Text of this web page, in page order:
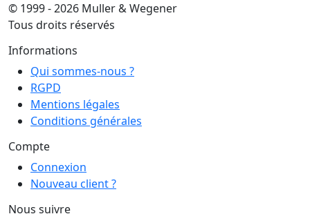
© 1999 - 2026 Muller & Wegener
Tous droits réservés
Informations
Qui sommes-nous ?
RGPD
Mentions légales
Conditions générales
Compte
Connexion
Nouveau client ?
Nous suivre